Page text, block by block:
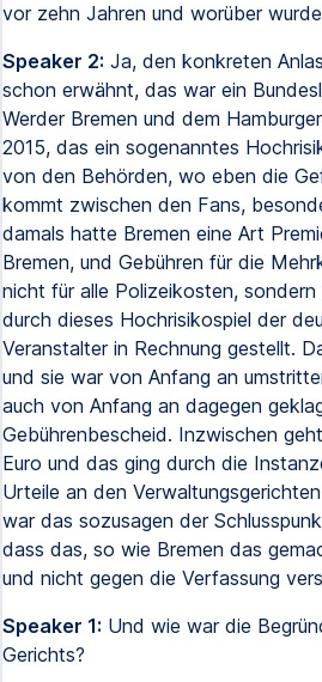
vor zehn Jahren und worüber
Speaker 2: Ja, den konkreten
schon erwähnt, das war ein
Werder Bremen und dem
2015, das ein sogenanntes
von den Behörden, wo eben die
kommt zwischen den Fans,
damals hatte Bremen eine Art
Bremen, und Gebühren für die
nicht für alle Polizeikosten,
durch dieses Hochrisikospiel der
Veranstalter in Rechnung gestellt.
und sie war von Anfang an
auch von Anfang an dagegen
Gebührenbescheid. Inzwischen
Euro und das ging durch die
Urteile an den
war das sozusagen der
dass das, so wie Bremen das
und nicht gegen die Verfassung
Speaker 1: Und wie war die
Gerichts?